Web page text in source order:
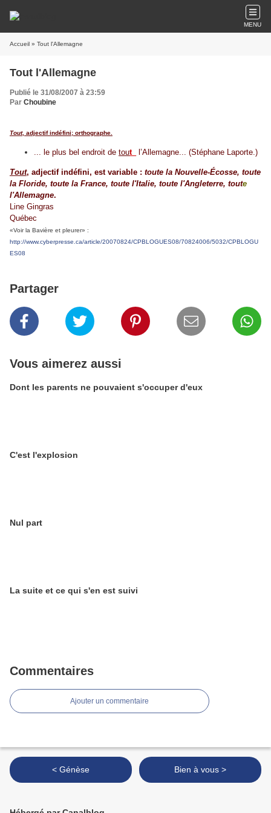
MENU
Accueil » Tout l'Allemagne
Tout l'Allemagne
Publié le 31/08/2007 à 23:59
Par Choubine
Tout, adjectif indéfini; orthographe.
... le plus bel endroit de tout_ l’Allemagne... (Stéphane Laporte.)
Tout, adjectif indéfini, est variable : toute la Nouvelle-Écosse, toute
la Floride, toute la France, toute l'Italie, toute l'Angleterre, toute
l'Allemagne.
Line Gingras
Québec
«Voir la Bavière et pleurer» :
http://www.cyberpresse.ca/article/20070824/CPBLOGUES08/70824006/5032/CPBLOGU
ES08
Partager
Vous aimerez aussi
Dont les parents ne pouvaient s'occuper d'eux
C'est l'explosion
Nul part
La suite et ce qui s'en est suivi
Commentaires
Ajouter un commentaire
< Génèse Bien à vous >